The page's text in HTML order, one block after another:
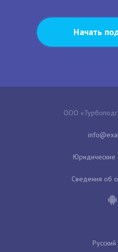
Начать
ООО
Юридические
Сведения об